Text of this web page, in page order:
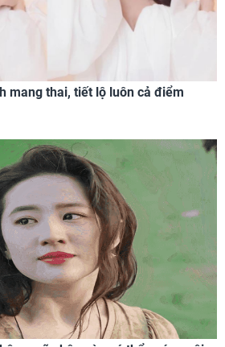
mang thai, tiết lộ luôn cả điểm